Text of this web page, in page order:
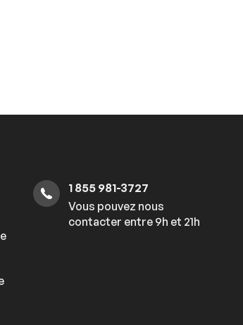
1 855 981-3727
Vous pouvez nous
contacter entre 9h et 21h